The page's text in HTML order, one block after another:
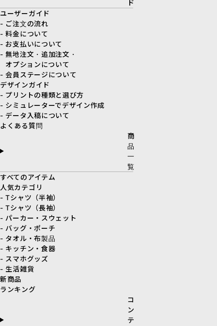
ド
ユーザーガイド
- ご注文の流れ
- 料金について
- お支払いについて
- 無地注文・追加注文・
オプションについて
- 会員ステージについて
デザインガイド
- プリントの種類と選び方
- シミュレーターでデザイン作成
- データ入稿について
よくある質問
商
品
一
覧
すべてのアイテム
人気カテゴリ
- Tシャツ（半袖）
- Tシャツ（長袖）
- パーカー・スウェット
- バッグ・ポーチ
- タオル・布製品
- キッチン・食器
- スマホグッズ
- 生活雑貨
新商品
ランキング
コ
ン
テ